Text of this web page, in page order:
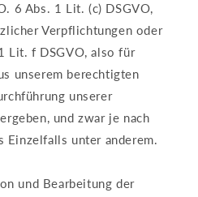
6 Abs. 1 Lit. (c) DSGVO,
Verpflichtungen oder
Lit. f DSGVO, also für
unserem berechtigten
unserer
und zwar je nach
Einzelfalls unter anderem.
und Bearbeitung der